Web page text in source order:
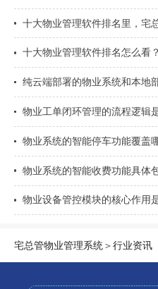
纯云端部署的物业系统和本地
物业工单闭环管理的流程逻辑
物业系统的智能停车功能覆盖
物业系统的智能收费功能具体
物业设备管控模块的核心作用
宅总管物业管理系统＞行业资讯